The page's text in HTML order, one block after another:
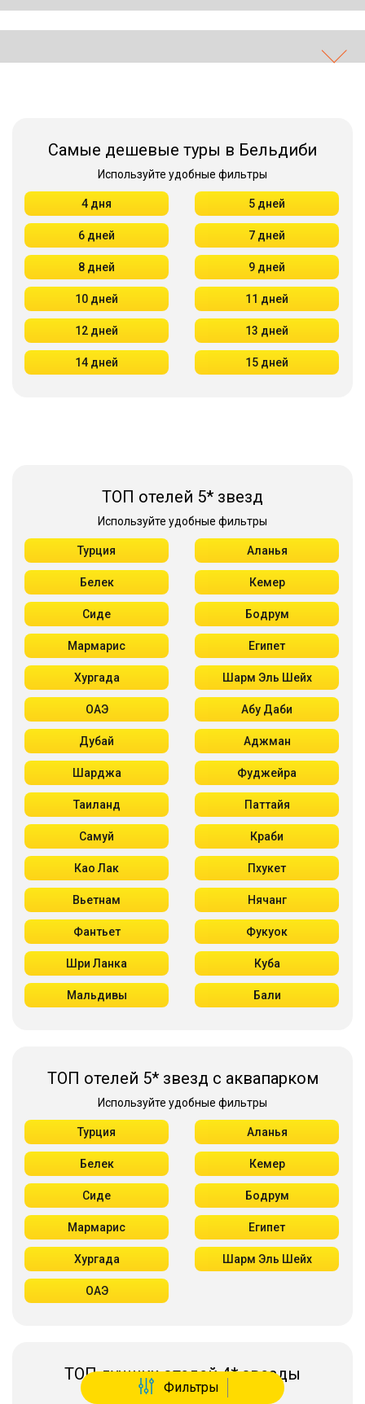
Фильтры
Самые дешевые туры в Бельдиби
Используйте удобные фильтры
4 дня 5 дней
6 дней 7 дней
8 дней 9 дней
10 дней 11 дней
12 дней 13 дней
14 дней 15 дней
ТОП отелей 5* звезд
Используйте удобные фильтры
Турция Аланья
Белек Кемер
Сиде Бодрум
Мармарис Египет
Хургада Шарм Эль Шейх
ОАЭ Абу Даби
Дубай Аджман
Шарджа Фуджейра
Таиланд Паттайя
Самуй Краби
Као Лак Пхукет
Вьетнам Нячанг
Фантьет Фукуок
Шри Ланка Куба
Мальдивы Бали
ТОП отелей 5* звезд с аквапарком
Используйте удобные фильтры
Турция Аланья
Белек Кемер
Сиде Бодрум
Мармарис Египет
Хургада Шарм Эль Шейх
ОАЭ
ТОП лучших отелей 4* звезды
Используйте удобные фильтры